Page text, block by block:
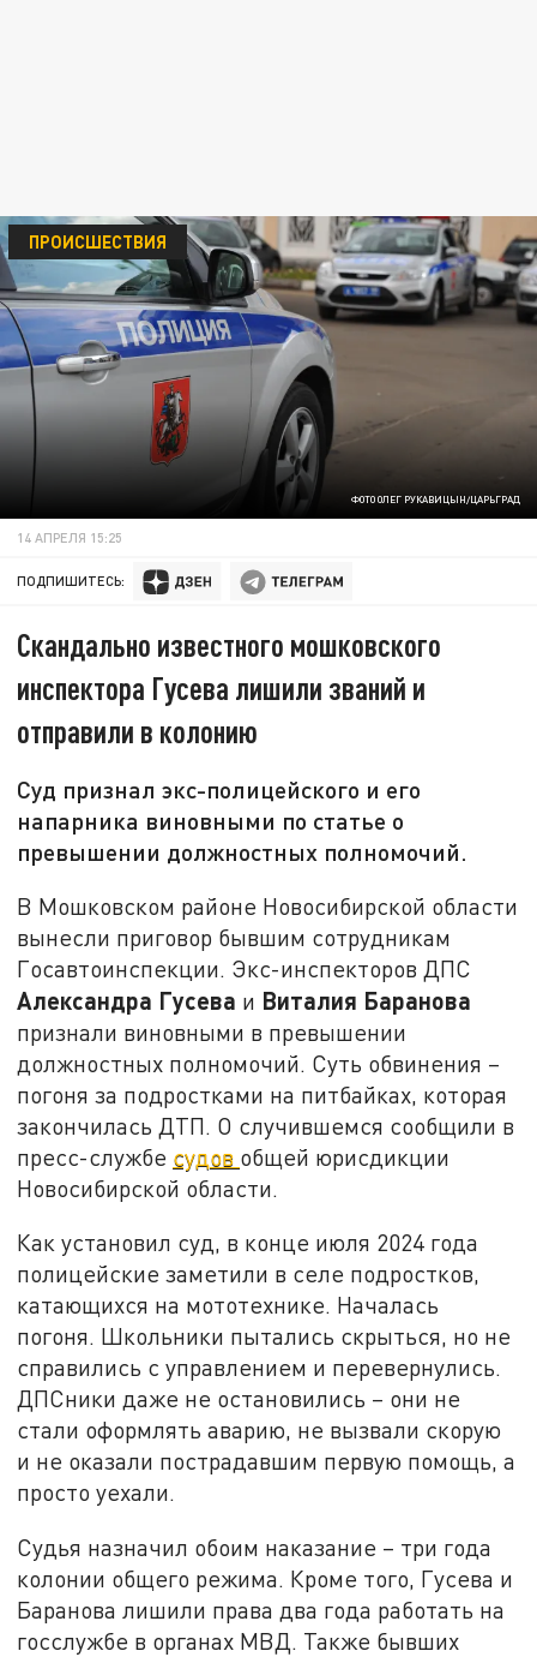
ФОТО ОЛЕГ РУКАВИЦЫН/ЦАРЬГРАД
ПРОИСШЕСТВИЯ
14 АПРЕЛЯ 15:25
ПОДПИШИТЕСЬ:
Скандально известного мошковского
инспектора Гусева лишили званий и
отправили в колонию
Суд признал экс-полицейского и его
напарника виновными по статье о
превышении должностных полномочий.
В Мошковском районе Новосибирской области
вынесли приговор бывшим сотрудникам
Госавтоинспекции. Экс-инспекторов ДПС
Александра Гусева и Виталия Баранова
признали виновными в превышении
должностных полномочий. Суть обвинения –
погоня за подростками на питбайках, которая
закончилась ДТП. О случившемся сообщили в
пресс-службе судов общей юрисдикции
Новосибирской области.
Как установил суд, в конце июля 2024 года
полицейские заметили в селе подростков,
катающихся на мототехнике. Началась
погоня. Школьники пытались скрыться, но не
справились с управлением и перевернулись.
ДПСники даже не остановились – они не
стали оформлять аварию, не вызвали скорую
и не оказали пострадавшим первую помощь, а
просто уехали.
Судья назначил обоим наказание – три года
колонии общего режима. Кроме того, Гусева и
Баранова лишили права два года работать на
госслужбе в органах МВД. Также бывших